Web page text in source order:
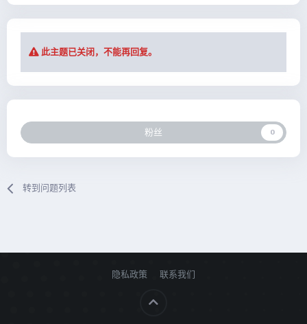
此主题已关闭，不能再回复。
粉丝 0
转到问题列表
隐私政策 联系我们